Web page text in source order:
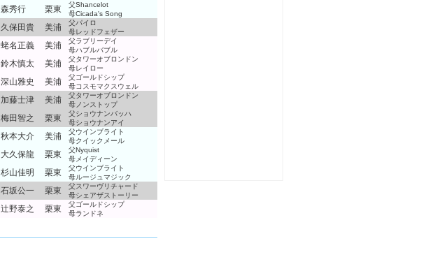
森秀行 栗東
父Shancelot
母Cicada's Song
久保田貴 美浦
父パイロ
母レッドフェザー
蛯名正義 美浦
父ラブリーデイ
母ハブルバブル
鈴木慎太 美浦
父タワーオブロンドン
母レイロー
深山雅史 美浦
父ゴールドシップ
母コスモマクスウェル
加藤士津 美浦
父タワーオブロンドン
母ノンストップ
梅田智之 栗東
父ショウナンバッハ
母ショウナンアイ
秋本大介 美浦
父ウインブライト
母クイックメール
大久保龍 栗東
父Nyquist
母メイディーン
杉山佳明 栗東
父ウインブライト
母ルージュマジック
石坂公一 栗東
父スワーヴリチャード
母シェアザストーリー
辻野泰之 栗東
父ゴールドシップ
母ランドネ